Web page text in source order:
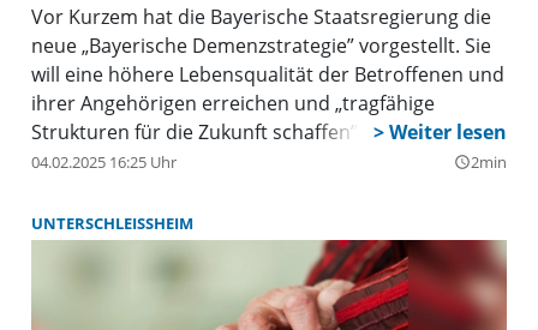
Vor Kurzem hat die Bayerische Staatsregierung die
neue „Bayerische Demenzstrategie” vorgestellt. Sie
will eine höhere Lebensqualität der Betroffenen und
ihrer Angehörigen erreichen und „tragfähige
Strukturen für die Zukunft schaffen”, so das
Bayerische Landesamt für Pflege.
04.02.2025 16:25 Uhr query_builder2min
UNTERSCHLEISSHEIM